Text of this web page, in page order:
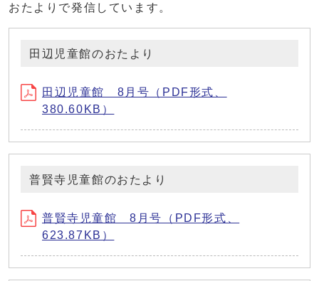
おたよりで発信しています。
田辺児童館のおたより
田辺児童館 8月号（PDF形式、
380.60KB）
普賢寺児童館のおたより
普賢寺児童館 8月号（PDF形式、
623.87KB）